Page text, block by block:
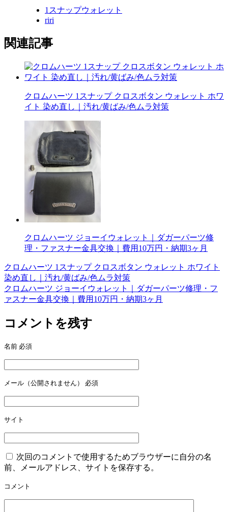
1スナップウォレット
riri
関連記事
クロムハーツ 1スナップ クロスボタン ウォレット ホワ
イト 染め直し｜汚れ/黄ばみ/色ムラ対策
クロムハーツ ジョーイウォレット｜ダガーパーツ修
理・ファスナー金具交換｜費用10万円・納期3ヶ月
投
稿
ナ
ビ
ー
シ
ョ
ン
クロムハーツ 1スナップ クロスボタン ウォレット ホワイト
染め直し｜汚れ/黄ばみ/色ムラ対策
クロムハーツ ジョーイウォレット｜ダガーパーツ修理・フ
ァスナー金具交換｜費用10万円・納期3ヶ月
コメントを残す
名前 必須
メール（公開されません） 必須
サイト
次回のコメントで使用するためブラウザーに自分の名
前、メールアドレス、サイトを保存する。
コメント